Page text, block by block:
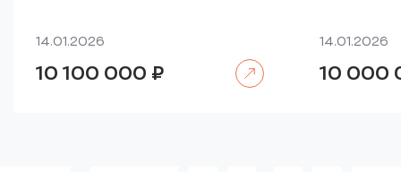
14.01.2026
10 100 000 ₽
14.01.2026
10 000